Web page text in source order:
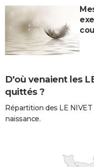
D'où venaient les
quittés ?
Répartition des LE
naissance.